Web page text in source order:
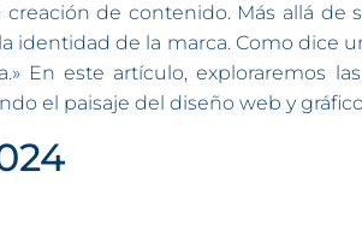
de contenido. Más allá de
identidad de la marca. Como dice
En este artículo, exploraremos
el paisaje del diseño web y